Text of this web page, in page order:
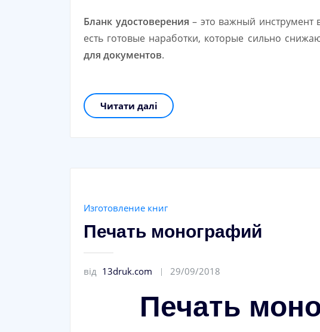
Бланк удостоверения – это важный инструмент
есть готовые наработки, которые сильно
для документов.
Читати далі
Изготовление книг
Печать монографий
від 13druk.com 29/09/2018
Печать